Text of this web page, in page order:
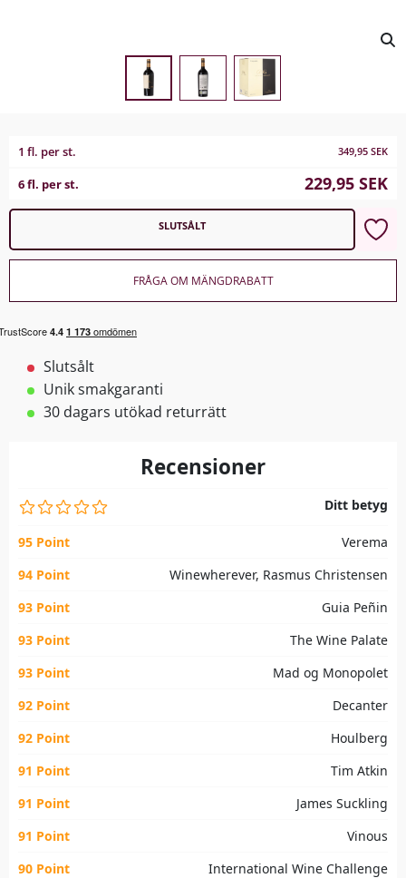
1 fl. per st. 349,95 SEK
6 fl. per st. 229,95 SEK
SLUTSÅLT
FRÅGA OM MÄNGDRABATT
Slutsålt
Unik smakgaranti
30 dagars utökad returrätt
Recensioner
Ditt betyg
95 Point
Verema
94 Point
Winewherever, Rasmus Christensen
93 Point
Guia Peñin
93 Point
The Wine Palate
93 Point
Mad og Monopolet
92 Point
Decanter
92 Point
Houlberg
91 Point
Tim Atkin
91 Point
James Suckling
91 Point
Vinous
90 Point
International Wine Challenge